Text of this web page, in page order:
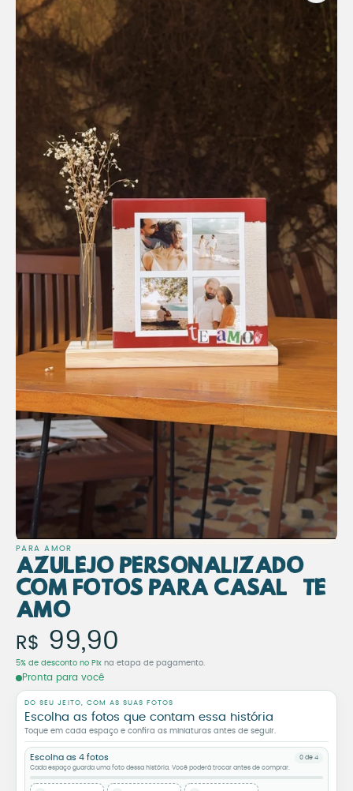
PARA AMOR
Azulejo Personalizado
com Fotos para Casal “Te
Amo”
Azulejo Personalizado
R$ 99,90
5% de desconto no Pix na etapa de pagamento.
Pronta para você
DO SEU JEITO, COM AS SUAS FOTOS
Escolha as fotos que contam essa história
Toque em cada espaço e confira as miniaturas antes de seguir.
Escolha as 4 fotos
Cada espaço guarda uma foto dessa história. Você poderá trocar antes de comprar.
0 de 4